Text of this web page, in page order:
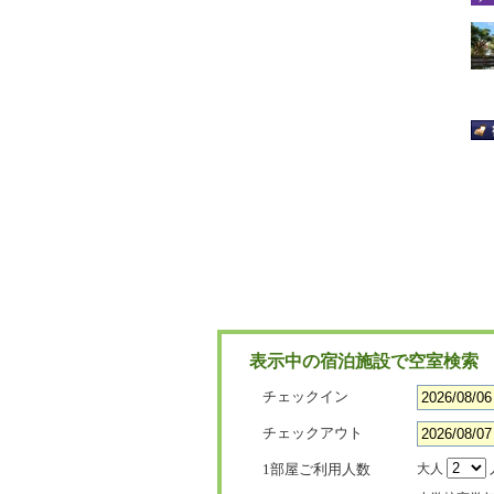
表示中の宿泊施設で空室検索
チェックイン
チェックアウト
1部屋ご利用人数 大人